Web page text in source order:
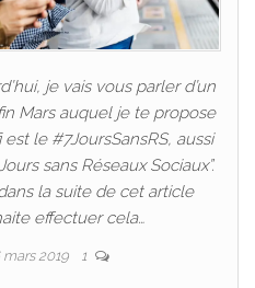
je vais vous parler d’un
Mars auquel je te propose
le #7JoursSansRS, aussi
sans Réseaux Sociaux”.
la suite de cet article
effectuer cela…
mars 2019 1